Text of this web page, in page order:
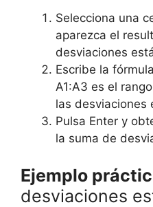
Selecciona una
aparezca el
desviaciones
Escribe la
A1:A3 es el
las desviaciones
Pulsa Enter y
la suma de
Ejemplo
desviaciones